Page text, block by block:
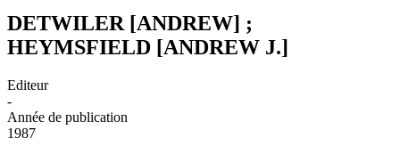
DETWILER [ANDREW] ;
HEYMSFIELD [ANDREW J.]
Editeur
-
Année de publication
1987